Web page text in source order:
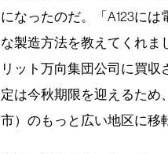
になったのだ。「A123に
な製造方法を教えてくれま
リット万向集団公司に買
定は今秋期限を迎えるため
市）のもっと広い地区に移